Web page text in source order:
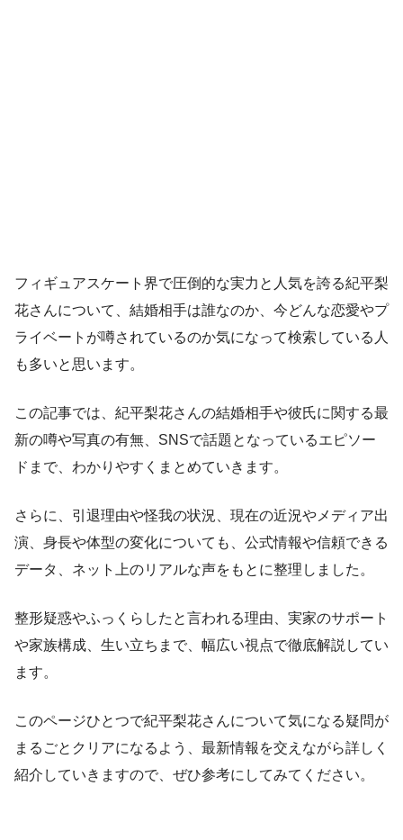
フィギュアスケート界で圧倒的な実力と人気を誇る紀平梨
花さんについて、結婚相手は誰なのか、今どんな恋愛やプ
ライベートが噂されているのか気になって検索している人
も多いと思います。
この記事では、紀平梨花さんの結婚相手や彼氏に関する最
新の噂や写真の有無、SNSで話題となっているエピソー
ドまで、わかりやすくまとめていきます。
さらに、引退理由や怪我の状況、現在の近況やメディア出
演、身長や体型の変化についても、公式情報や信頼できる
データ、ネット上のリアルな声をもとに整理しました。
整形疑惑やふっくらしたと言われる理由、実家のサポート
や家族構成、生い立ちまで、幅広い視点で徹底解説してい
ます。
このページひとつで紀平梨花さんについて気になる疑問が
まるごとクリアになるよう、最新情報を交えながら詳しく
紹介していきますので、ぜひ参考にしてみてください。